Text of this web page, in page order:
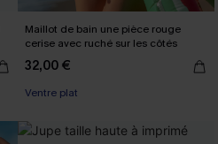
Maillot de bain une pièce rouge
cerise avec ruché sur les côtés
32,00 €
Ventre plat